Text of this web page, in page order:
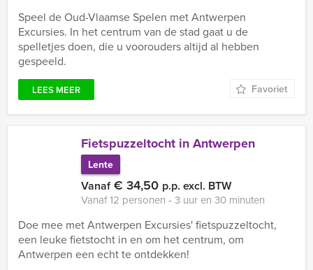
Speel de Oud-Vlaamse Spelen met Antwerpen
Excursies. In het centrum van de stad gaat u de
spelletjes doen, die u voorouders altijd al hebben
gespeeld.
LEES MEER Favoriet
Fietspuzzeltocht in Antwerpen
Lente
Vanaf€ 34,50 p.p. excl. BTW
Vanaf 12 personen ‐ 3 uur en 30 minuten
Doe mee met Antwerpen Excursies' fietspuzzeltocht,
een leuke fietstocht in en om het centrum, om
Antwerpen een echt te ontdekken!